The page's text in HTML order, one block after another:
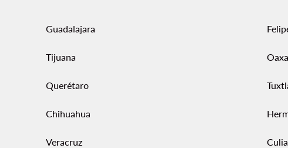
Guadalajara
Tijuana
Querétaro
Chihuahua
Veracruz